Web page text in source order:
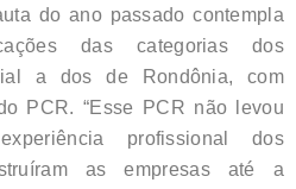
do ano passado contempla
das categorias dos
a dos de Rondônia, com
PCR. “Esse PCR não levou
profissional dos
as empresas até a